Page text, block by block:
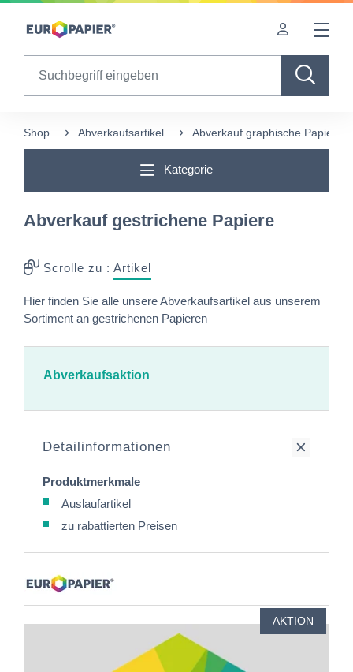
Table Of Content
Shop Abverkaufsartikel Abverkauf graphische Papiere
Kategorie
Abverkauf gestrichene Papiere
Scrolle zu : Artikel
Hier finden Sie alle unsere Abverkaufsartikel aus unserem
Sortiment an gestrichenen Papieren
Abverkaufsaktion
Detailinformationen
Produktmerkmale
Auslaufartikel
zu rabattierten Preisen
AKTION